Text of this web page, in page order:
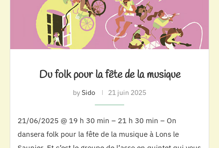
Du folk pour la fête de la musique
bySido 21 juin 2025
21/06/2025 @ 19 h 30 min – 21 h 30 min – On
dansera folk pour la fête de la musique à Lons le